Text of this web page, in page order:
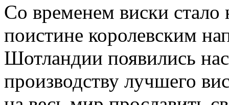
Со временем виски
поистине королевским
Шотландии появились
производству лучшего